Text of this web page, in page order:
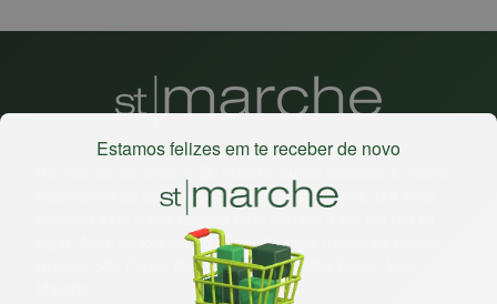
experiência de compras, a preços competitivos, pra você
comprar tudo o que precisa para seu dia a dia em um só
lugar. Além da loja online temos 31 lojas físicas na capital,
Grande São Paulo, litoral e interior de São Paulo. Vem ser
Estamos felizes em te receber de novo